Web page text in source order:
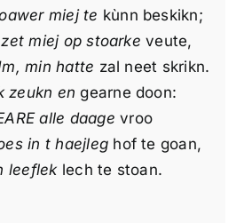
miej te kùnn beskikn;
miej op stoarke veute,
min hatte zal neet skrikn.
zeukn en gearne doon:
alle daage vroo
in t haejleg hof te goan,
leefleklech te stoan.